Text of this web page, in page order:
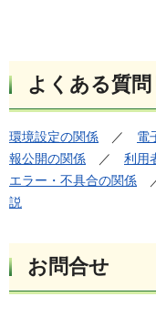
よくある質問
環境設定の関係 ／ 電
報公開の関係 ／ 利用
エラー・不具合の関係
説
お問合せ